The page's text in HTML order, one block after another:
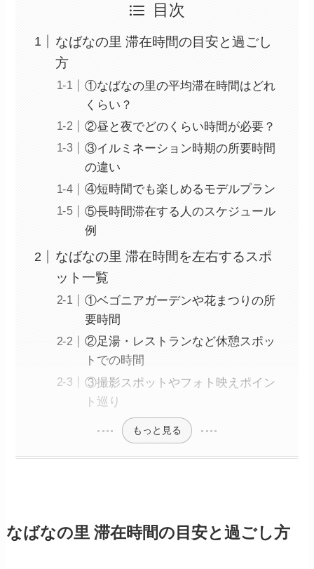
目次
なばなの里 滞在時間の目安と過ごし
方
①なばなの里の平均滞在時間はどれ
くらい？
②昼と夜でどのくらい時間が必要？
③イルミネーション時期の所要時間
の違い
④短時間でも楽しめるモデルプラン
⑤長時間滞在する人のスケジュール
例
なばなの里 滞在時間を左右するスポ
ット一覧
①ベゴニアガーデンや花まつりの所
要時間
②足湯・レストランなど休憩スポッ
トでの時間
③撮影スポットやフォト映えポイン
ト巡り
もっと見る
なばなの里 滞在時間の目安と過ごし方